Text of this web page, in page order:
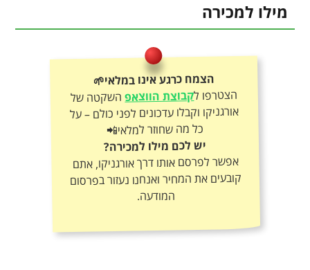
מילו למכירה
הצמח כרגע אינו במלאי🌱
הצטרפו לקבוצת הווצאפהשקטה של
אורגניקו וקבלו עדכונים לפני כולם – על
כל מה שחוזר למלאי📲
יש לכם מילו למכירה?
אפשר לפרסם אותו דרך אורגניקו, אתם
קובעים את המחיר ואנחנו נעזור בפרסום
המודעה.